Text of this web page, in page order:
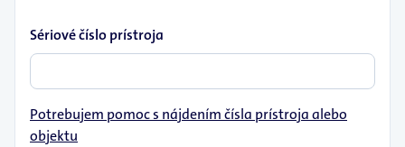
Sériové číslo prístroja
Potrebujem pomoc s nájdením čísla prístroja alebo
objektu